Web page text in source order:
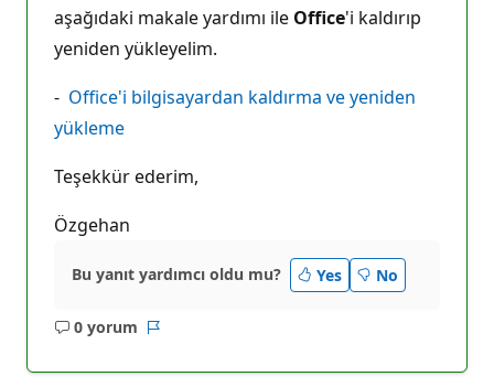
aşağıdaki makale yardımı ile Office'i kaldırıp
yeniden yükleyelim.
- Office'i bilgisayardan kaldırma ve yeniden
yükleme
Teşekkür ederim,
Özgehan
Bu yanıt yardımcı oldu mu? Yes No
0 yorum
Açıklama